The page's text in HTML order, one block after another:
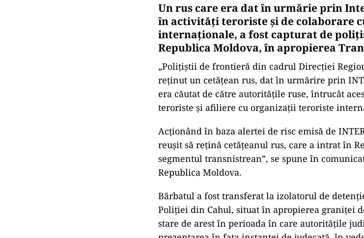
Un rus care era dat în urmărie prin
în activități teroriste și de colaborare
internaționale, a fost capturat de
Republica Moldova, în apropierea
„Polițiștii de frontieră din cadrul Direcției
reținut un cetățean rus, dat în urmărire prin
era căutat de către autoritățile ruse, întrucât
teroriste și afiliere cu organizații teroriste
Acționând în baza alertei de risc emisă de
reușit să rețină cetățeanul rus, care a intrat în
segmentul transnistrean”, se spune în
Republica Moldova.